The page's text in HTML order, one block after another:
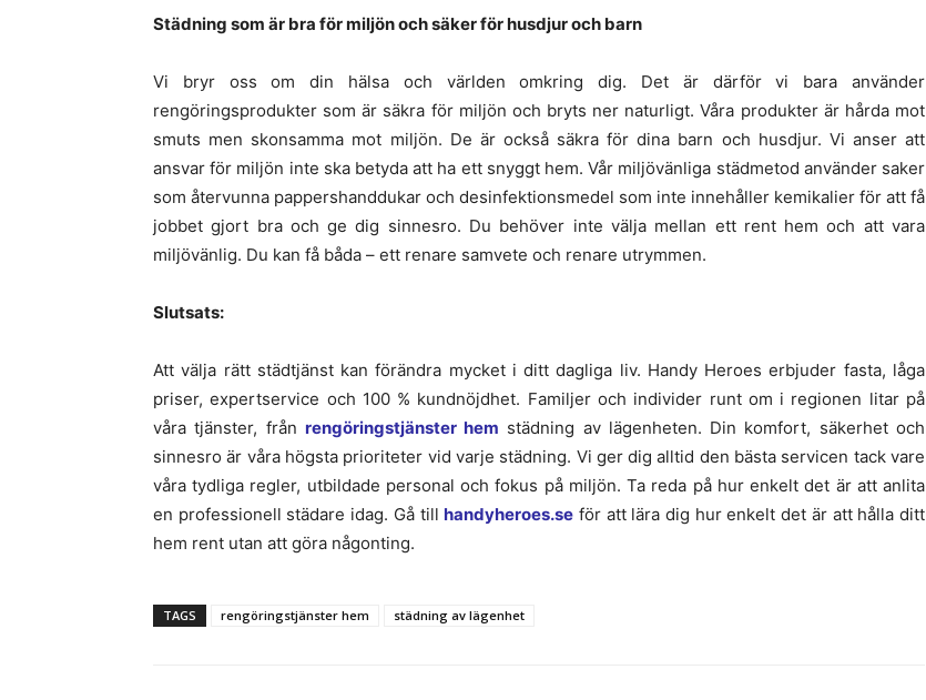
Städning som är bra för miljön och säker för husdjur och barn
Vi bryr oss om din hälsa och världen omkring dig. Det är därför vi bara använder
rengöringsprodukter som är säkra för miljön och bryts ner naturligt. Våra produkter är hårda mot
smuts men skonsamma mot miljön. De är också säkra för dina barn och husdjur. Vi anser att
ansvar för miljön inte ska betyda att ha ett snyggt hem. Vår miljövänliga städmetod använder saker
som återvunna pappershanddukar och desinfektionsmedel som inte innehåller kemikalier för att få
jobbet gjort bra och ge dig sinnesro. Du behöver inte välja mellan ett rent hem och att vara
miljövänlig. Du kan få båda – ett renare samvete och renare utrymmen.
Slutsats:
Att välja rätt städtjänst kan förändra mycket i ditt dagliga liv. Handy Heroes erbjuder fasta, låga
priser, expertservice och 100 % kundnöjdhet. Familjer och individer runt om i regionen litar på
våra tjänster, från rengöringstjänster hem städning av lägenheten. Din komfort, säkerhet och
sinnesro är våra högsta prioriteter vid varje städning. Vi ger dig alltid den bästa servicen tack vare
våra tydliga regler, utbildade personal och fokus på miljön. Ta reda på hur enkelt det är att anlita
en professionell städare idag. Gå till handyheroes.se för att lära dig hur enkelt det är att hålla ditt
hem rent utan att göra någonting.
TAGS rengöringstjänster hem städning av lägenhet